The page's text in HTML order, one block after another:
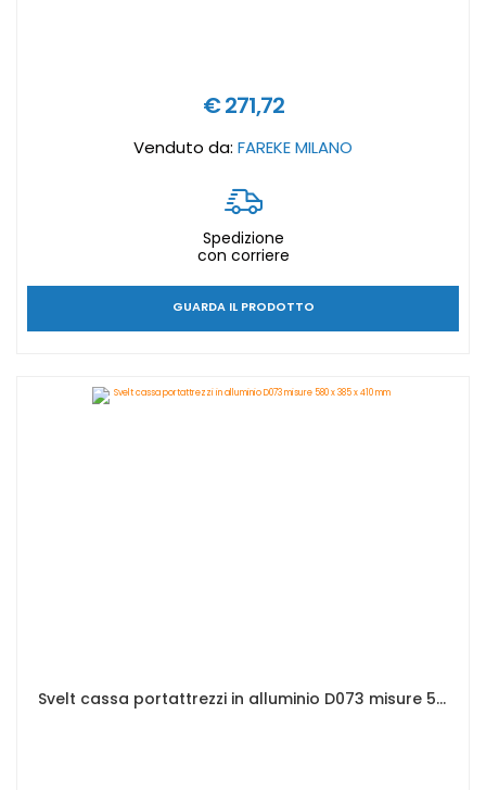
€ 271,72
Venduto da: FAREKE MILANO
Spedizione
con corriere
GUARDA IL PRODOTTO
Svelt cassa portattrezzi in alluminio D073 misure 580 x 385 x 410 mm